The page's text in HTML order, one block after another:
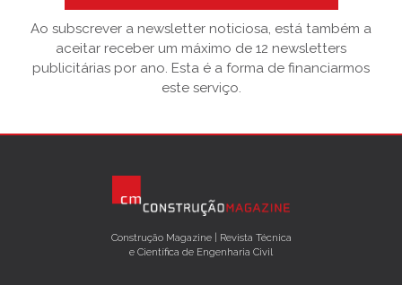
Ao subscrever a newsletter noticiosa, está também a
aceitar receber um máximo de 12 newsletters
publicitárias por ano. Esta é a forma de financiarmos
este serviço.
Construção Magazine | Revista Técnica
e Científica de Engenharia Civil